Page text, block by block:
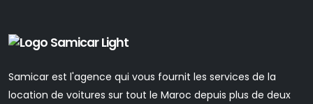
Samicar est l'agence qui vous fournit les services de la
location de voitures sur tout le Maroc depuis plus de deux